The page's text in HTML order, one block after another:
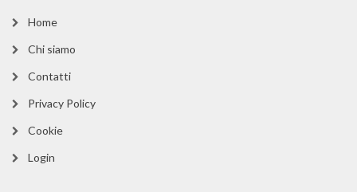
Home
Chi siamo
Contatti
Privacy Policy
Cookie
Login